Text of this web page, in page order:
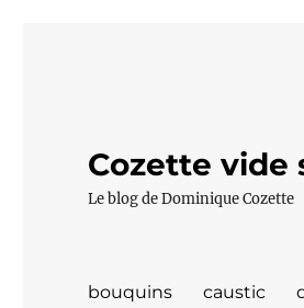
Cozette vide
Le blog de Dominique Cozette
bouquins caustic